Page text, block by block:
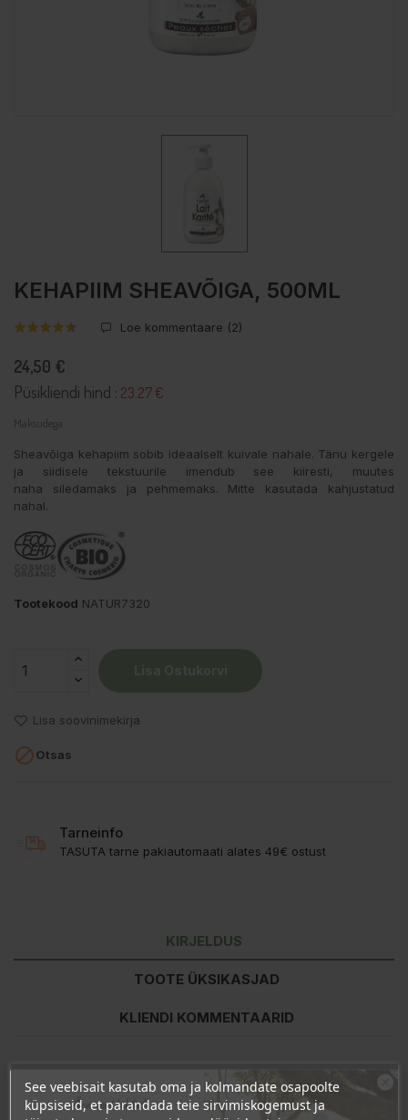
KEHAPIIM SHEAVÕIGA, 500ML
Loe kommentaare (2)
24,50 €
Püsikliendi hind : 23.27 €
Maksudega
Sheavõiga kehapiim sobib ideaalselt kuivale nahale. Tänu kergele
ja siidisele tekstuurile imendub see kiiresti, muutes
naha siledamaks ja pehmemaks. Mitte kasutada kahjustatud
nahal.
Tootekood NATUR7320
Lisa soovinimekirja
Otsas
Tarneinfo
TASUTA tarne pakiautomaati alates 49€ ostust
KIRJELDUS
TOOTE ÜKSIKASJAD
KLIENDI KOMMENTAARID
Koostisosad:
Aqua (Water), Alcohol** Denat, Butyrospermum
Parkii (Shea Butter)*, Ribes Nigrum Leaf Water*, Helianthus
Annuus (Sunflower) Seed Oil*, Ricinus Communis (Castor) Seed
See veebisait kasutab oma ja kolmandate osapoolte
küpsiseid, et parandada teie sirvimiskogemust ja
Ära veel lahku!